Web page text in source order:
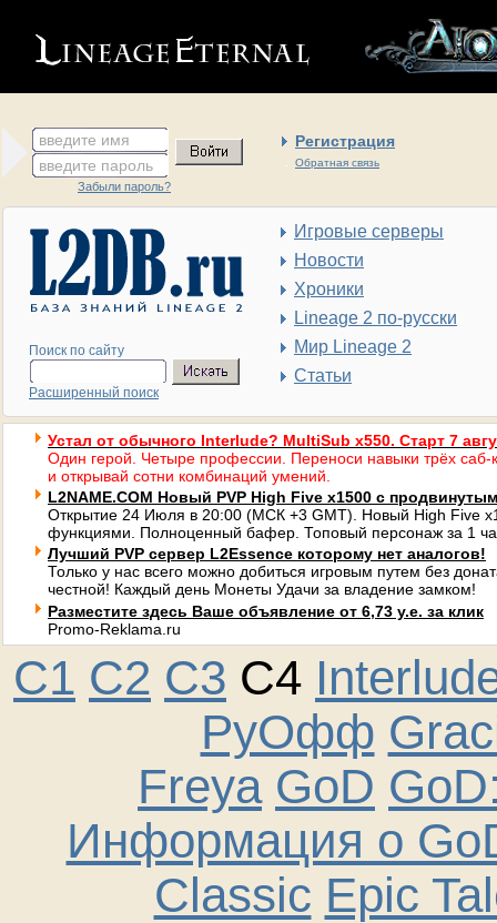
введите имя Регистрация
Обратная связь
введите пароль
Забыли пароль?
Поиск по сайту
Расширенный поиск
Игровые серверы
Новости
Хроники
Lineage 2 по-русски
Мир Lineage 2
Статьи
Устал от обычного Interlude? MultiSub x550. Старт 7
Один герой. Четыре профессии. Переноси навыки трёх саб-
и открывай сотни комбинаций умений.
L2NAME.COM Новый PVP High Five x1500 с
Открытие 24 Июля в 20:00 (МСК +3 GMT). Новый High Five
функциями. Полноценный бафер. Топовый персонаж за 1
Лучший PVP сервер L2Essence которому нет аналогов!
Только у нас всего можно добиться игровым путем без
честной! Каждый день Монеты Удачи за владение замком!
Разместите здесь Ваше объявление от 6,73 у.е. за клик
Promo-Reklama.ru
C1 C2 C3 C4
РуОфф
Freya GoD
Информация о
Classic Epic